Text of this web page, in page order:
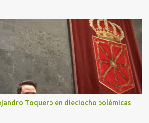
Toquero en dieciocho polémicas